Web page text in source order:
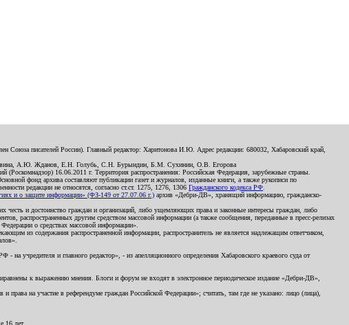
Союза писателей России). Главный редактор: Харитонова И.Ю. Адрес редакции: 680032, Хабаровский край,
А.Ю. Жданов, Е.Н. Голубь, С.Н. Бурындин, Б.М. Сухинин, О.В. Егорова
16.06.2011 г. Территория распространения: Российская Федерация, зарубежные страны.
фонд архива составляют публикации газет и журналов, изданные книги, а также рукописи по
редакции не относятся, согласно ст.ст. 1275, 1276, 1306 Гражданского кодекса РФ
и о защите информации» (ФЗ-149 от 27.07.06 г.) архив «Дебри-ДВ», хранящий информацию, гражданско-
честь и достоинство граждан и организаций, либо ущемляющих права и законные интересы граждан, либо
распространенных другим средством массовой информации (а также сообщения, переданные в пресс-релизах
о средствах массовой информации».
из содержания распространенной информации, распространитель не является надлежащим ответчиком,
учредителя и главного редактор», - из апелляционного определения Хабаровского краевого суда от
к выражению мнения. Блоги и форум не входят в электронное периодическое издание «Дебри-ДВ»,
на участие в референдуме граждан Российской Федерации»; считать, там где не указано: лицо (лица),
16 лет.